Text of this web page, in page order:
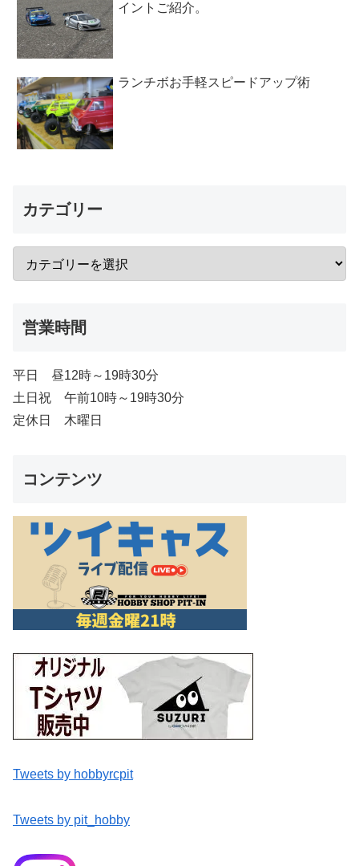
イントご紹介。
ランチボお手軽スピードアップ術
カテゴリー
営業時間
平日 昼12時～19時30分
土日祝 午前10時～19時30分
定休日 木曜日
コンテンツ
Tweets by hobbyrcpit
Tweets by pit_hobby